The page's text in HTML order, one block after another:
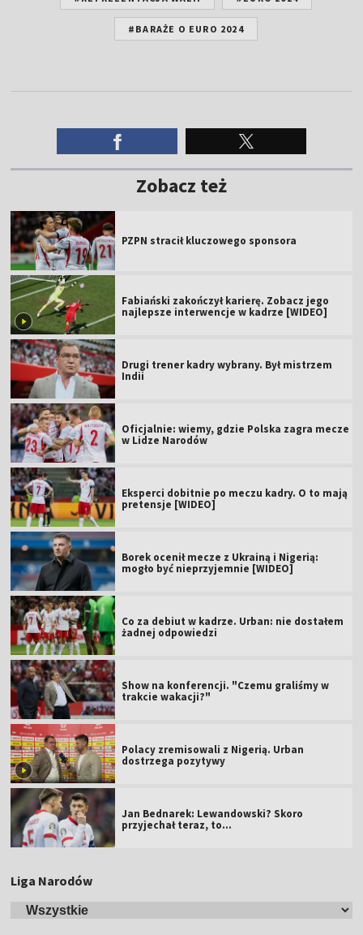
#BARAŻE O EURO 2024
Zobacz też
PZPN stracił kluczowego sponsora
Fabiański zakończył karierę. Zobacz jego
najlepsze interwencje w kadrze [WIDEO]
Drugi trener kadry wybrany. Był mistrzem
Indii
Oficjalnie: wiemy, gdzie Polska zagra mecze
w Lidze Narodów
Eksperci dobitnie po meczu kadry. O to mają
pretensje [WIDEO]
Borek ocenił mecze z Ukrainą i Nigerią:
mogło być nieprzyjemnie [WIDEO]
Co za debiut w kadrze. Urban: nie dostałem
żadnej odpowiedzi
Show na konferencji. "Czemu graliśmy w
trakcie wakacji?"
Polacy zremisowali z Nigerią. Urban
dostrzega pozytywy
Jan Bednarek: Lewandowski? Skoro
przyjechał teraz, to…
Liga Narodów